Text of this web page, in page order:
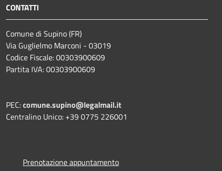
CONTATTI
Comune di Supino (FR)
Via Guglielmo Marconi - 03019
Codice Fiscale: 00303900609
Partita IVA: 00303900609
PEC:comune.supino@legalmail.it
Centralino Unico: +39 0775 226001
Prenotazione appuntamento